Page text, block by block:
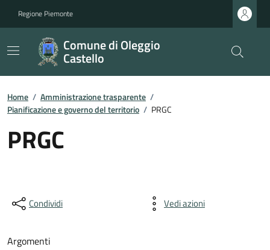
Regione Piemonte
Comune di Oleggio
Castello
Home / Amministrazione trasparente /
Pianificazione e governo del territorio / PRGC
PRGC
Condividi Vedi azioni
Argomenti